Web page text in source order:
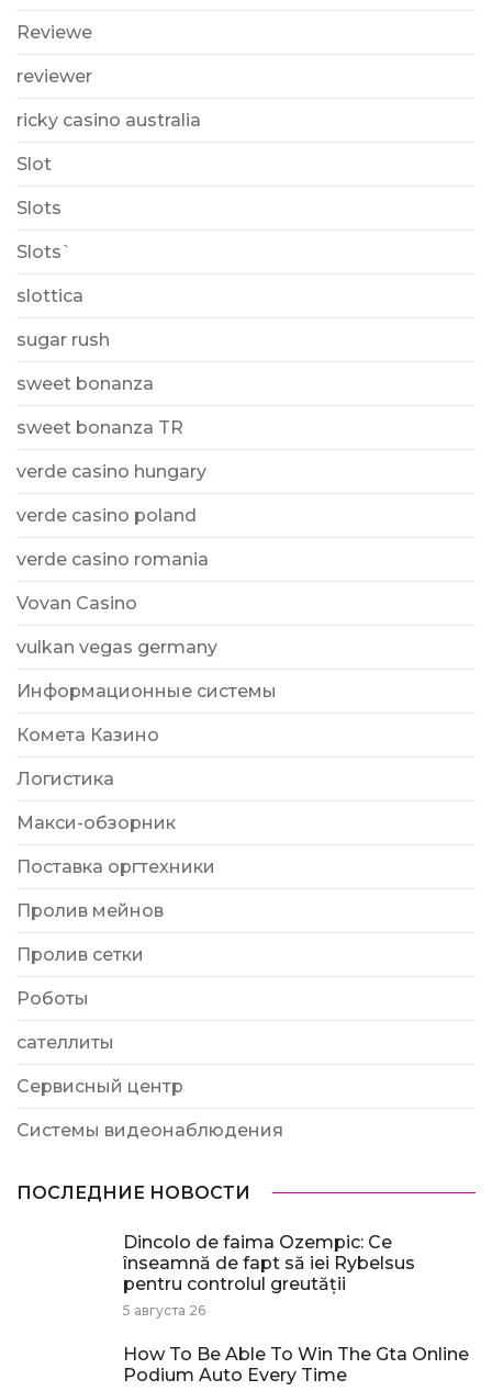
Reviewe
reviewer
ricky casino australia
Slot
Slots
Slots`
slottica
sugar rush
sweet bonanza
sweet bonanza TR
verde casino hungary
verde casino poland
verde casino romania
Vovan Casino
vulkan vegas germany
Информационные системы
Комета Казино
Логистика
Макси-обзорник
Поставка оргтехники
Пролив мейнов
Пролив сетки
Роботы
сателлиты
Сервисный центр
Системы видеонаблюдения
ПОСЛЕДНИЕ НОВОСТИ
Dincolo de faima Ozempic: Ce
înseamnă de fapt să iei Rybelsus
pentru controlul greutății
5 августа 26
How To Be Able To Win The Gta Online
Podium Auto Every Time